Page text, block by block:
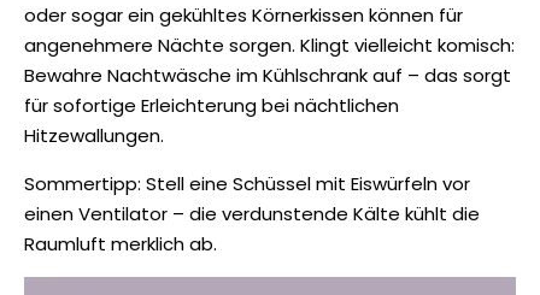
oder sogar ein gekühltes Körnerkissen können für
angenehmere Nächte sorgen. Klingt vielleicht komisch:
Bewahre Nachtwäsche im Kühlschrank auf – das sorgt
für sofortige Erleichterung bei nächtlichen
Hitzewallungen.
Sommertipp: Stell eine Schüssel mit Eiswürfeln vor
einen Ventilator – die verdunstende Kälte kühlt die
Raumluft merklich ab.